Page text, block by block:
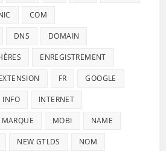
COM
DNS DOMAIN
ENREGISTREMENT
FR GOOGLE
INFO INTERNET
MARQUE MOBI NAME
NEW GTLDS NOM